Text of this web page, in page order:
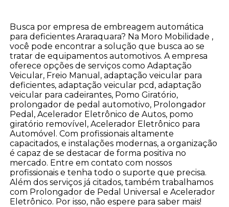
Busca por empresa de embreagem automática
para deficientes Araraquara? Na Moro Mobilidade ,
você pode encontrar a solução que busca ao se
tratar de equipamentos automotivos. A empresa
oferece opções de serviços como Adaptação
Veicular, Freio Manual, adaptação veicular para
deficientes, adaptação veicular pcd, adaptação
veicular para cadeirantes, Pomo Giratório,
prolongador de pedal automotivo, Prolongador
Pedal, Acelerador Eletrônico de Autos, pomo
giratório removível, Acelerador Eletrônico para
Automóvel. Com profissionais altamente
capacitados, e instalações modernas, a organização
é capaz de se destacar de forma positiva no
mercado. Entre em contato com nossos
profissionais e tenha todo o suporte que precisa.
Além dos serviços já citados, também trabalhamos
com Prolongador de Pedal Universal e Acelerador
Eletrônico. Por isso, não espere para saber mais!